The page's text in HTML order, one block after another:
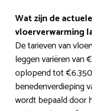
Wat zijn de
vloerverwarming
De tarieven van
leggen variëren van
oplopend tot
benedenverdieping
wordt bepaald door